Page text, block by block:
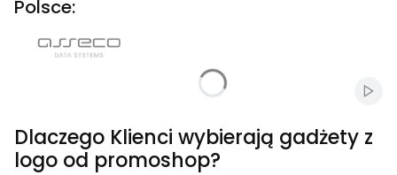
Polsce:
Dlaczego Klienci wybierają gadżety z
logo od promoshop?